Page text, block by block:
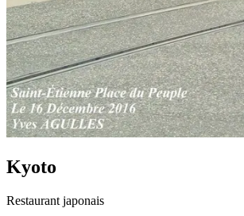
Kyoto
Restaurant japonais